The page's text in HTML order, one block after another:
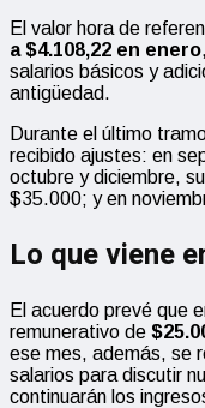
El valor hora de
a $4.108,22 en enero
salarios básicos y
antigüedad.
Durante el último
recibido ajustes: en
octubre y diciembre,
$35.000; y en
Lo que viene
El acuerdo prevé que
remunerativo de
ese mes, además, se
salarios para discutir
continuarán los